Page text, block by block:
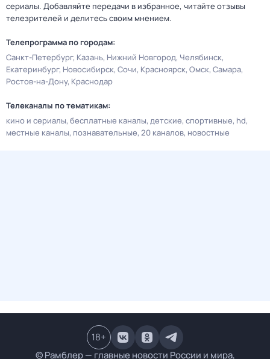
сериалы. Добавляйте передачи в избранное, читайте отзывы
телезрителей и делитесь своим мнением.
Телепрограмма по городам:
Санкт-Петербург Казань Нижний Новгород Челябинск
Екатеринбург Новосибирск Сочи Красноярск Омск Самара
Ростов-на-Дону Краснодар
Телеканалы по тематикам:
кино и сериалы бесплатные каналы детские спортивные hd
местные каналы познавательные 20 каналов новостные
© Рамблер — главные новости России и мира,
18+